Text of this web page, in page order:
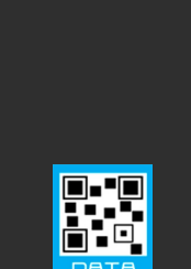
y las necesidades de
lo que necesitan en